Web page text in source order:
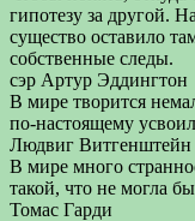
гипотезу за другой.
существо оставило
собственные следы.
сэр Артур Эддингтон
В мире творится
по-настоящему
Людвиг Витгенштейн
В мире много
такой, что не могла
Томас Гарди